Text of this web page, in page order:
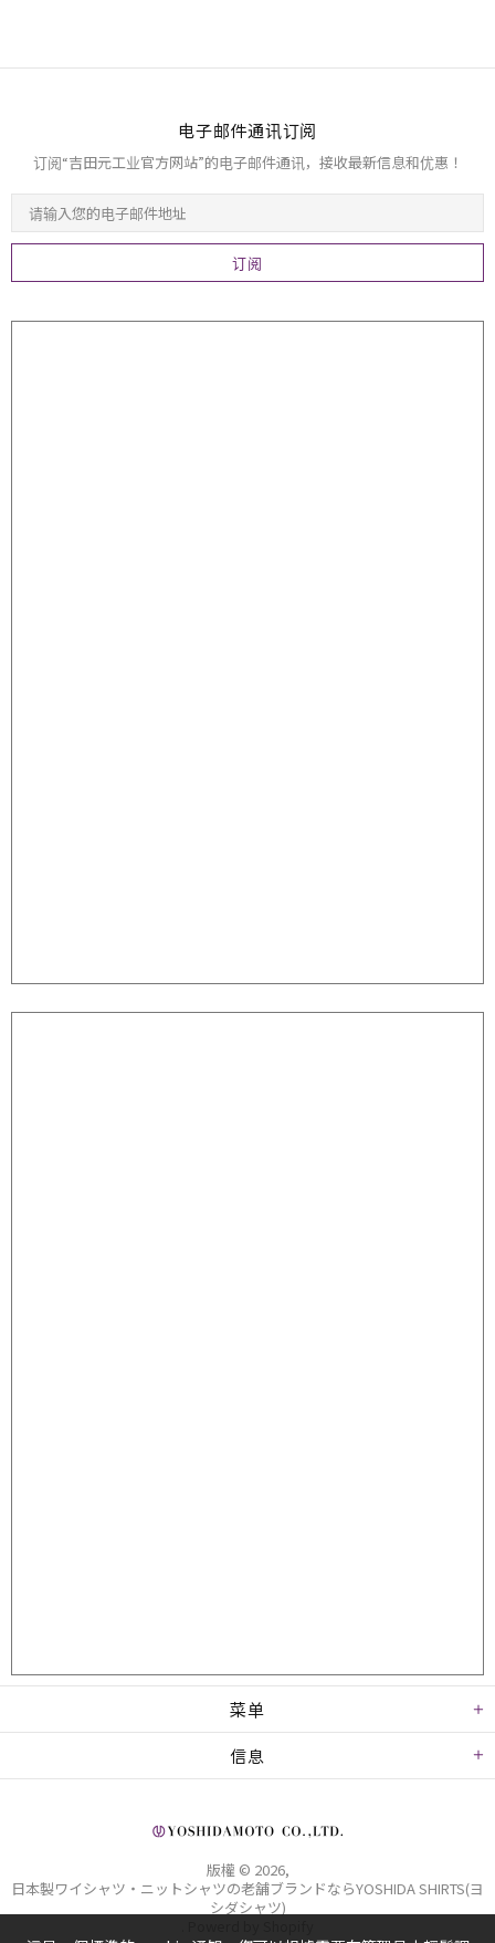
电子邮件通讯订阅
订阅“吉田元工业官方网站”的电子邮件通讯，接收最新信息和优惠！
菜单
信息
版權 © 2026,
日本製ワイシャツ・ニットシャツの老舗ブランドならYOSHIDA SHIRTS(ヨ
シダシャツ)